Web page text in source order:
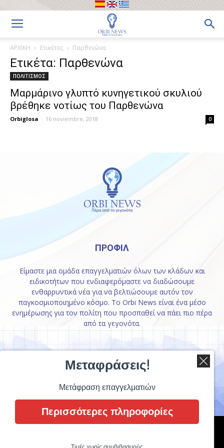
ΑΡΧΙΚΗ Ετικέτες Παρθενώνα
Ετικέτα: Παρθενώνα
ΠΟΛΙΤΙΣΜΟΣ
Μαρμάρινο γλυπτό κυνηγετικού σκυλιού
βρέθηκε νοτίως του Παρθενώνα
Orbiglosa - 16 noviembre, 2018 0
ΠΡΟΦΙΛ
Είμαστε μια ομάδα επαγγελματιών όλων των κλάδων και
ειδικοτήτων που ενδιαφερόμαστε να διαδώσουμε
ενθαρρυντικά νέα για να βελτιώσουμε αυτόν τον
παγκοσμιοποιημένο κόσμο. Το Orbi News είναι ένα μέσο
ενημέρωσης για τον πολίτη που προσπαθεί να πάει πιο πέρα
από τα γεγονότα.
ΑΚΟΛΟΥΘΗΣΤΕ ΜΑΣ
Orbi News 2017
Μεταφράσεις!
Μετάφραση επαγγελματιών
Περισσότερες πληροφορίες